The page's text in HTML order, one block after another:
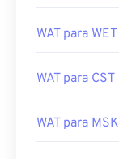
WAT para WET
WAT para CST
WAT para MSK